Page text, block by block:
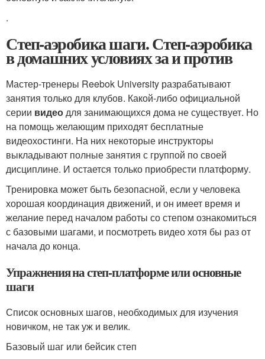
.
Степ-аэробика шаги. Степ-аэробика
в домашних условиях за и против
Мастер-тренеры Reebok University разрабатывают
занятия только для клубов. Какой-либо официальной
серии видеодля занимающихся дома не существует. Но
на помощь желающим приходят бесплатные
видеохостинги. На них некоторые инструкторы
выкладывают полные занятия с группой по своей
дисциплине. И остается только приобрести платформу.
Тренировка может быть безопасной, если у человека
хорошая координация движений, и он имеет время и
желание перед началом работы со степом ознакомиться
с базовыми шагами, и посмотреть видео хотя бы раз от
начала до конца.
Упражнения на степ-платформе или основные
шаги
Список основных шагов, необходимых для изучения
новичком, не так уж и велик.
Базовый шаг или бейсик степ